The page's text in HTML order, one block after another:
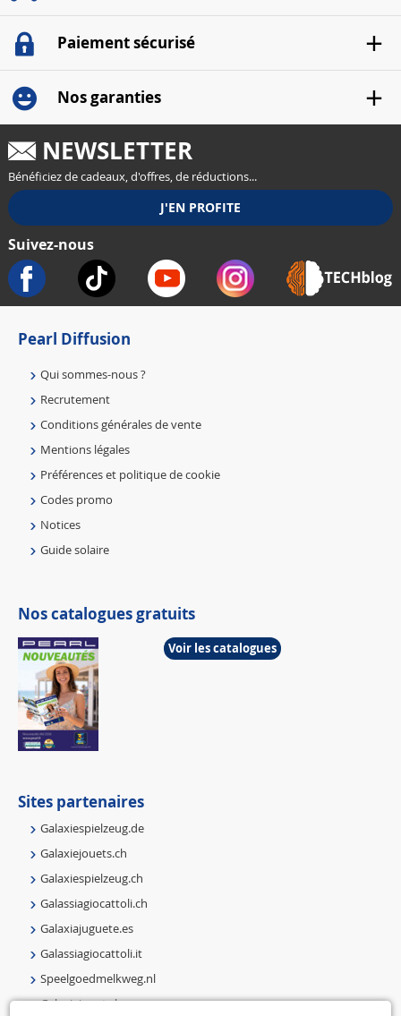
Paiement sécurisé
Nos garanties
NEWSLETTER
Bénéficiez de cadeaux, d'offres, de réductions...
Suivez-nous
Pearl Diffusion
Qui sommes-nous ?
Recrutement
Conditions générales de vente
Mentions légales
Préférences et politique de cookie
Codes promo
Notices
Guide solaire
Nos catalogues gratuits
Voir les catalogues
Sites partenaires
Galaxiespielzeug.de
Galaxiejouets.ch
Galaxiespielzeug.ch
Galassiagiocattoli.ch
Galaxiajuguete.es
Galassiagiocattoli.it
Speelgoedmelkweg.nl
Galaxiejouets.be